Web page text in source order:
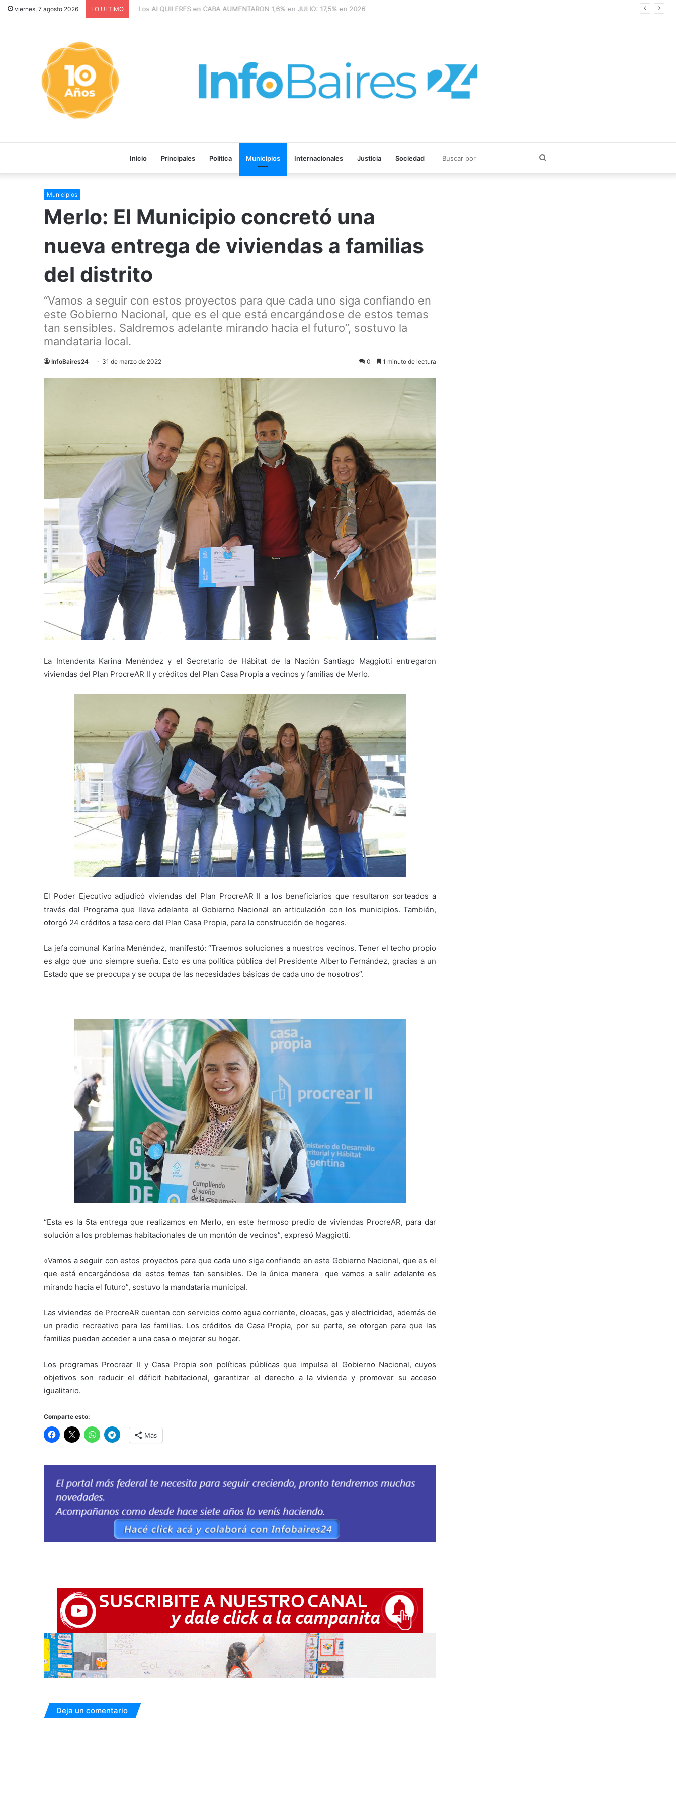
viernes, 7 agosto 2026 LO ULTIMO Los ALQUILERES en CABA AUMENTARON 1,6% en JULIO: 17,5% en 2026
Inicio Principales Política Municipios Internacionales Justicia Sociedad
Municipios
Merlo: El Municipio concretó una
nueva entrega de viviendas a familias
del distrito
“Vamos a seguir con estos proyectos para que cada uno siga confiando en
este Gobierno Nacional, que es el que está encargándose de estos temas
tan sensibles. Saldremos adelante mirando hacia el futuro”, sostuvo la
mandataria local.
InfoBaires24 31 de marzo de 2022 0 1 minuto de lectura
La Intendenta Karina Menéndez y el Secretario de Hábitat de la Nación Santiago Maggiotti entregaron
viviendas del Plan ProcreAR II y créditos del Plan Casa Propia a vecinos y familias de Merlo.
El Poder Ejecutivo adjudicó viviendas del Plan ProcreAR II a los beneficiarios que resultaron sorteados a
través del Programa que lleva adelante el Gobierno Nacional en articulación con los municipios. También,
otorgó 24 créditos a tasa cero del Plan Casa Propia, para la construcción de hogares.
La jefa comunal Karina Menéndez, manifestó: “Traemos soluciones a nuestros vecinos. Tener el techo propio
es algo que uno siempre sueña. Esto es una política pública del Presidente Alberto Fernández, gracias a un
Estado que se preocupa y se ocupa de las necesidades básicas de cada uno de nosotros”.
“Esta es la 5ta entrega que realizamos en Merlo, en este hermoso predio de viviendas ProcreAR, para dar
solución a los problemas habitacionales de un montón de vecinos”, expresó Maggiotti.
«Vamos a seguir con estos proyectos para que cada uno siga confiando en este Gobierno Nacional, que es el
que está encargándose de estos temas tan sensibles. De la única manera que vamos a salir adelante es
mirando hacia el futuro”, sostuvo la mandataria municipal.
Las viviendas de ProcreAR cuentan con servicios como agua corriente, cloacas, gas y electricidad, además de
un predio recreativo para las familias. Los créditos de Casa Propia, por su parte, se otorgan para que las
familias puedan acceder a una casa o mejorar su hogar.
Los programas Procrear II y Casa Propia son políticas públicas que impulsa el Gobierno Nacional, cuyos
objetivos son reducir el déficit habitacional, garantizar el derecho a la vivienda y promover su acceso
igualitario.
Comparte esto:
Más
Deja un comentario